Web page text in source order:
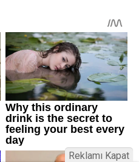
Reklamı Kapat